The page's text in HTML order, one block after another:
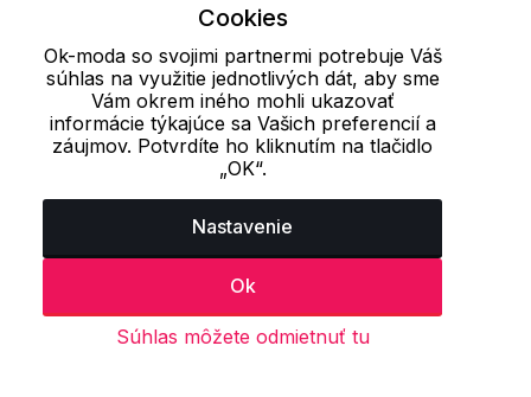
S registráciou 11.07 €
14.67 €
Načítať ďalších 24 položiek
1 2 3 .. 12 13 14
Naposledy prezerané produkty
Cookies
Ok-moda so svojimi partnermi potrebuje Váš
súhlas na využitie jednotlivých dát, aby sme
Vám okrem iného mohli ukazovať
informácie týkajúce sa Vašich preferencií a
záujmov. Potvrdíte ho kliknutím na tlačidlo
„OK“.
Nastavenie
Ok
Súhlas môžete odmietnuť tu